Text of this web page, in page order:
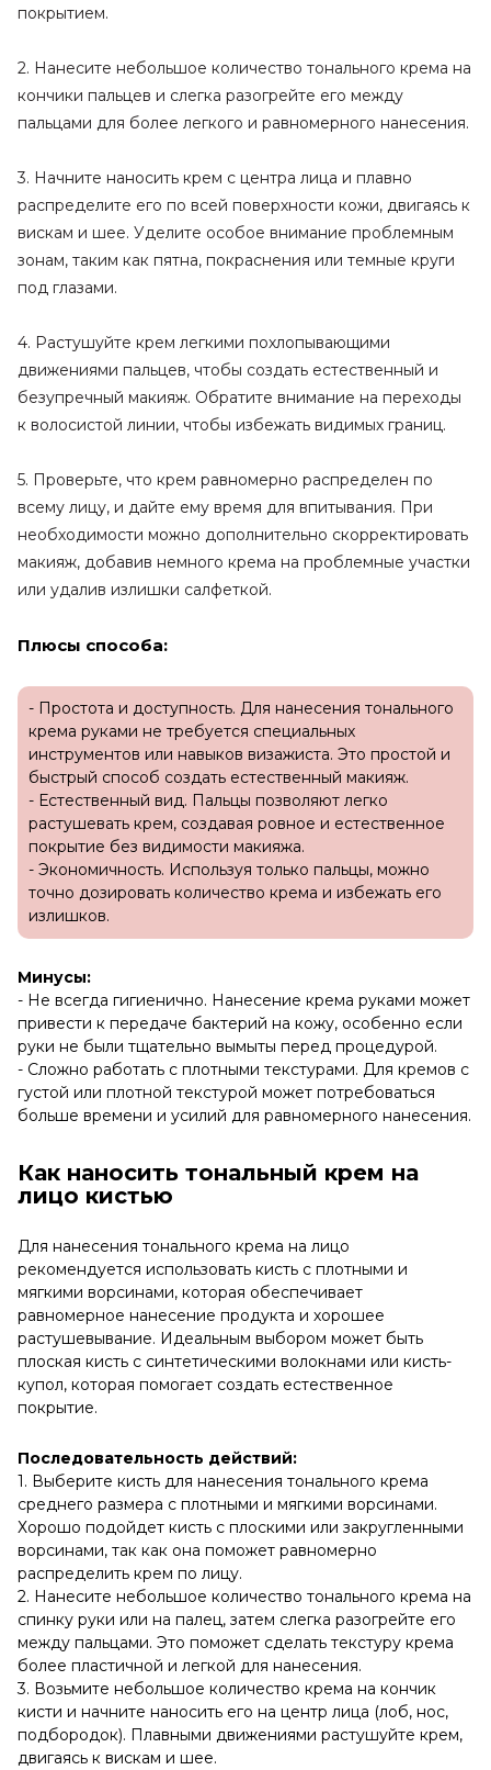
покрытием.
2. Нанесите небольшое количество тонального крема на
кончики пальцев и слегка разогрейте его между
пальцами для более легкого и равномерного нанесения.
3. Начните наносить крем с центра лица и плавно
распределите его по всей поверхности кожи, двигаясь к
вискам и шее. Уделите особое внимание проблемным
зонам, таким как пятна, покраснения или темные круги
под глазами.
4. Растушуйте крем легкими похлопывающими
движениями пальцев, чтобы создать естественный и
безупречный макияж. Обратите внимание на переходы
к волосистой линии, чтобы избежать видимых границ.
5. Проверьте, что крем равномерно распределен по
всему лицу, и дайте ему время для впитывания. При
необходимости можно дополнительно скорректировать
макияж, добавив немного крема на проблемные участки
или удалив излишки салфеткой.
Плюсы способа:
- Простота и доступность. Для нанесения тонального
крема руками не требуется специальных
инструментов или навыков визажиста. Это простой и
быстрый способ создать естественный макияж.
- Естественный вид. Пальцы позволяют легко
растушевать крем, создавая ровное и естественное
покрытие без видимости макияжа.
- Экономичность. Используя только пальцы, можно
точно дозировать количество крема и избежать его
излишков.
Минусы:
- Не всегда гигиенично. Нанесение крема руками может
привести к передаче бактерий на кожу, особенно если
руки не были тщательно вымыты перед процедурой.
- Сложно работать с плотными текстурами. Для кремов с
густой или плотной текстурой может потребоваться
больше времени и усилий для равномерного нанесения.
Как наносить тональный крем на
лицо кистью
Для нанесения тонального крема на лицо
рекомендуется использовать кисть с плотными и
мягкими ворсинами, которая обеспечивает
равномерное нанесение продукта и хорошее
растушевывание. Идеальным выбором может быть
плоская кисть с синтетическими волокнами или кисть-
купол, которая помогает создать естественное
покрытие.
Последовательность действий:
1. Выберите кисть для нанесения тонального крема
среднего размера с плотными и мягкими ворсинами.
Хорошо подойдет кисть с плоскими или закругленными
ворсинами, так как она поможет равномерно
распределить крем по лицу.
2. Нанесите небольшое количество тонального крема на
спинку руки или на палец, затем слегка разогрейте его
между пальцами. Это поможет сделать текстуру крема
более пластичной и легкой для нанесения.
3. Возьмите небольшое количество крема на кончик
кисти и начните наносить его на центр лица (лоб, нос,
подбородок). Плавными движениями растушуйте крем,
двигаясь к вискам и шее.